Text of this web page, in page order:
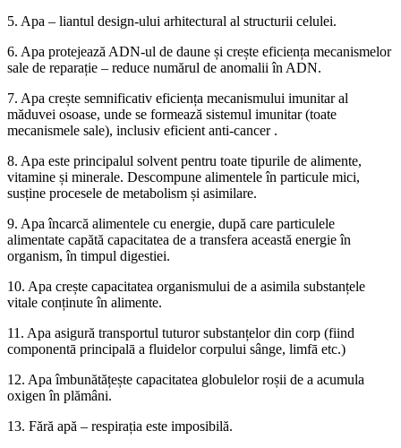
5. Apa – liantul design-ului arhitectural al structurii celulei.
6. Apa protejează ADN-ul de daune și crește eficiența mecanismelor
sale de reparație – reduce numărul de anomalii în ADN.
7. Apa crește semnificativ eficiența mecanismului imunitar al
măduvei osoase, unde se formează sistemul imunitar (toate
mecanismele sale), inclusiv eficient anti-cancer .
8. Apa este principalul solvent pentru toate tipurile de alimente,
vitamine și minerale. Descompune alimentele în particule mici,
susține procesele de metabolism și asimilare.
9. Apa încarcă alimentele cu energie, după care particulele
alimentate capătă capacitatea de a transfera această energie în
organism, în timpul digestiei.
10. Apa crește capacitatea organismului de a asimila substanțele
vitale conținute în alimente.
11. Apa asigură transportul tuturor substanțelor din corp (fiind
componentā principalā a fluidelor corpului sânge, limfā etc.)
12. Apa îmbunătățește capacitatea globulelor roșii de a acumula
oxigen în plămâni.
13. Fără apă – respirația este imposibilă.